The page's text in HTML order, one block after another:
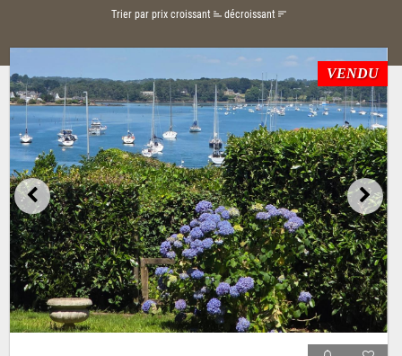
Trier par prix croissant décroissant
VENDU